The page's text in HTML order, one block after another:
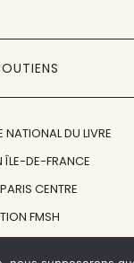
NATIONAL DU LIVRE
ÎLE-DE-FRANCE
CENTRE
FMSH